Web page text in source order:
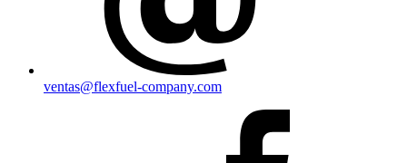
ventas@flexfuel-company.com